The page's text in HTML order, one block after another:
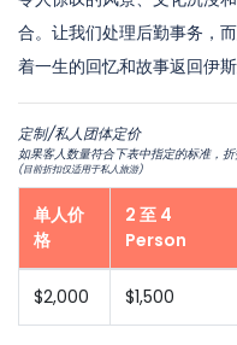
合。让我们处理后勤事务，
着一生的回忆和故事返回伊斯
定制/私人团体定价
如果客人数量符合下表中指定的标准，折
(目前折扣仅适用于私人旅游)
单人价
格
2 至 4
Person
$2,000 $1,500